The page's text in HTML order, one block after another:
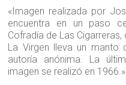
«Imagen realizada por
encuentra en un paso
Cofradía de Las
La Virgen lleva un
autoría anónima. La
imagen se realizó en 1966.»